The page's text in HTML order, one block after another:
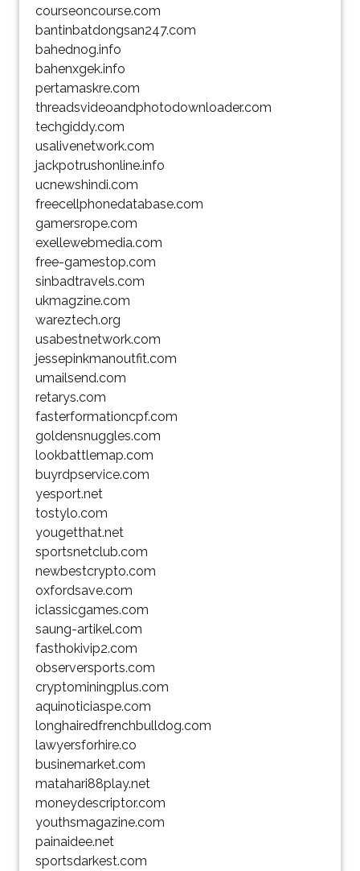
courseoncourse.com
bantinbatdongsan247.com
bahednog.info
bahenxgek.info
pertamaskre.com
threadsvideoandphotodownloader.com
techgiddy.com
usalivenetwork.com
jackpotrushonline.info
ucnewshindi.com
freecellphonedatabase.com
gamersrope.com
exellewebmedia.com
free-gamestop.com
sinbadtravels.com
ukmagzine.com
wareztech.org
usabestnetwork.com
jessepinkmanoutfit.com
umailsend.com
retarys.com
fasterformationcpf.com
goldensnuggles.com
lookbattlemap.com
buyrdpservice.com
yesport.net
tostylo.com
yougetthat.net
sportsnetclub.com
newbestcrypto.com
oxfordsave.com
iclassicgames.com
saung-artikel.com
fasthokivip2.com
observersports.com
cryptominingplus.com
aquinoticiaspe.com
longhairedfrenchbulldog.com
lawyersforhire.co
businemarket.com
matahari88play.net
moneydescriptor.com
youthsmagazine.com
painaidee.net
sportsdarkest.com